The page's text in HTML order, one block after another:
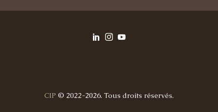
CIP © 2022-2026. Tous droits réservés.